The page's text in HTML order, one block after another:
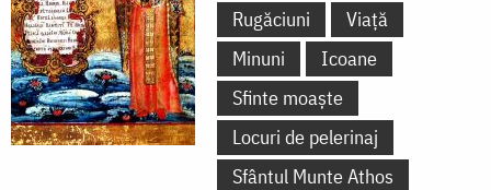
Rugăciuni
Viață
Minuni
Icoane
Sfinte moaște
Locuri de pelerinaj
Sfântul Munte Athos